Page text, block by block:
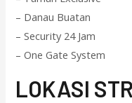
– Danau Buatan
– Security 24 Jam
– One Gate System
LOKASI